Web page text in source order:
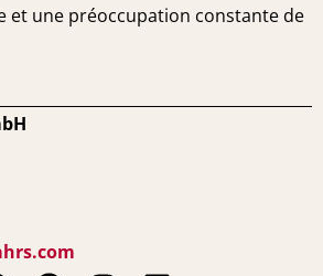
et une préoccupation constante de